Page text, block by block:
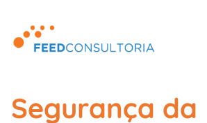
content
Segurança da